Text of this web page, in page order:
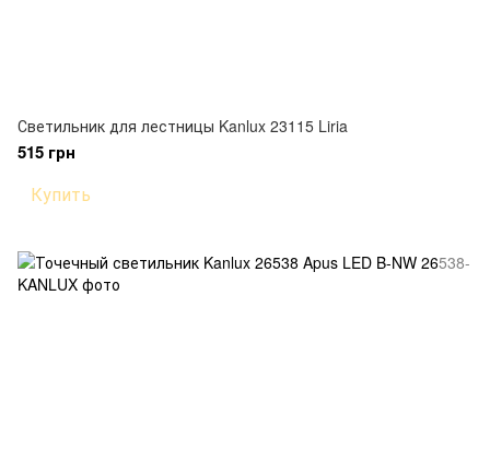
Светильник для лестницы Kanlux 23115 Liria
515 грн
Купить